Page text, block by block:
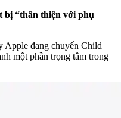
bị “thân thiện với phụ
Apple đang chuyển Child
một phần trọng tâm trong